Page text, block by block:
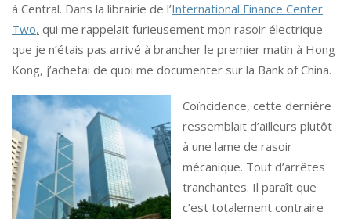
à Central. Dans la librairie de l’International Finance Center
Two, qui me rappelait furieusement mon rasoir électrique
que je n’étais pas arrivé à brancher le premier matin à Hong
Kong, j’achetai de quoi me documenter sur la Bank of China.
Coïncidence, cette dernière
ressemblait d’ailleurs plutôt
à une lame de rasoir
mécanique. Tout d’arrêtes
tranchantes. Il paraît que
c’est totalement contraire